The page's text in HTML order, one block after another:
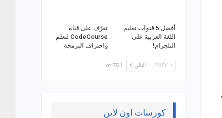
أفضل 5 قنوات تعليم
اللغة العربية على
التلجرام!
تعرّف على قناة
CodeCourse لتعلم
واحتراف البرمجة
التالي 1 of 75
كورسات اون لاين